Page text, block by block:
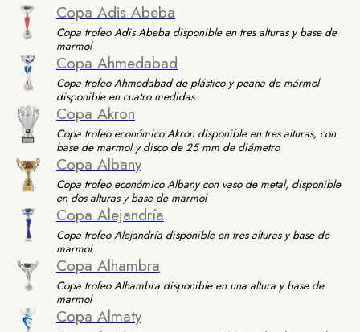
Copa Adis Abeba
Copa trofeo Adis Abeba disponible en tres alturas y base de
marmol
Copa Ahmedabad
Copa trofeo Ahmedabad de plástico y peana de mármol
disponible en cuatro medidas
Copa Akron
Copa trofeo económico Akron disponible en tres alturas, con
base de marmol y disco de 25 mm de diámetro
Copa Albany
Copa trofeo económico Albany con vaso de metal, disponible
en dos alturas y base de marmol
Copa Alejandría
Copa trofeo Alejandría disponible en tres alturas y base de
marmol
Copa Alhambra
Copa trofeo Alhambra disponible en una altura y base de
marmol
Copa Almaty